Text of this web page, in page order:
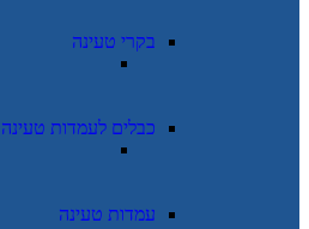
בקרי טעינה
כבלים לעמדות טעינה
עמדות טעינה